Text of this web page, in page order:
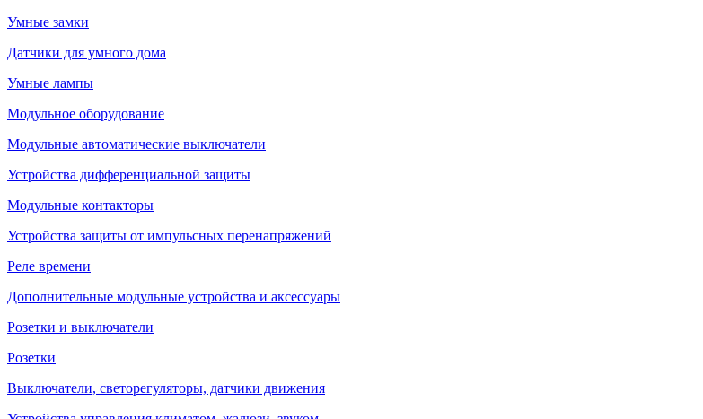
Умные замки
Датчики для умного дома
Умные лампы
Модульное оборудование
Модульные автоматические выключатели
Устройства дифференциальной защиты
Модульные контакторы
Устройства защиты от импульсных перенапряжений
Реле времени
Дополнительные модульные устройства и аксессуары
Розетки и выключатели
Розетки
Выключатели, светорегуляторы, датчики движения